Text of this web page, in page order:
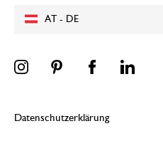
AT - DE
Datenschutzerklärung